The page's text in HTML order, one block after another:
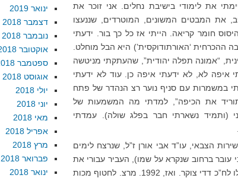
עוד לפני שסיימתי את לימודי בישיבת נחלים. אני זוכר את
את המבטים המשונים, המוטרדים, שננעצו
חומר קריאה. הייתי אז כל כך בור. ידעתי
ההכרחית ‘האורתודוקסית’) היא הבל מוחלט.
“אמונה תפלה יהודית”, שהעתקתי מניטשה
שוב, שהייתי בן 18. ידעתי איפה לא, לא ידעתי איפה כן. עוד לא ידעתי
במשמרות עם סניף נוער רצ הנהדר של פתח
את הכיפה”, למדתי מה המשמעות של
(ותמיד נשארתי חבר בפלג שולה). עמדתי
הצבאי, עו”ד אבי אורן ז”ל, שנרצח לימים
עובר ברחוב שנקרא על שמו), העביר עבורי את
המידע המפליל על הקצין שלי והבריונים שלו לח”כ דדי צוקר. ואז, 1992. מרצ. לחטוף מכות
ינואר 2019
דצמבר 2018
נובמבר 2018
אוקטובר 2018
ספטמבר 2018
אוגוסט 2018
יולי 2018
יוני 2018
מאי 2018
אפריל 2018
מרץ 2018
פברואר 2018
ינואר 2018